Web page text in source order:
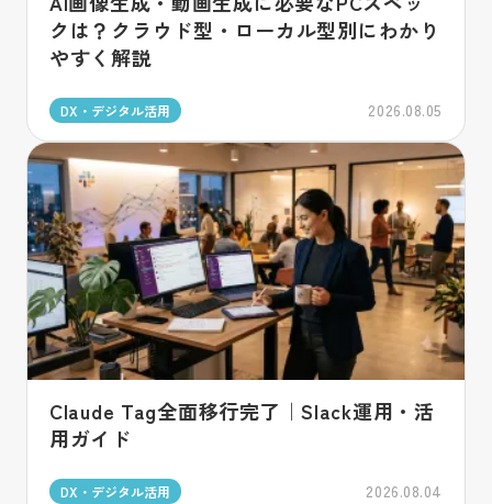
クは？クラウド型・ローカル型別にわかり
やすく解説
DX・デジタル活用 2026.08.05
Claude Tag全面移行完了｜Slack運用・活
用ガイド
DX・デジタル活用 2026.08.04